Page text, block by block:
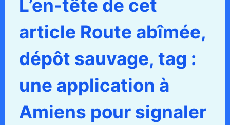
L’en-tête de cet
article Route abîmée,
dépôt sauvage, tag :
une application à
Amiens pour signaler